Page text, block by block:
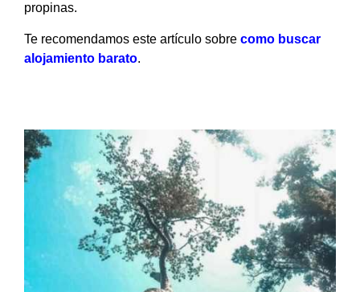
propinas.
Te recomendamos este artículo sobre como buscar
alojamiento barato.